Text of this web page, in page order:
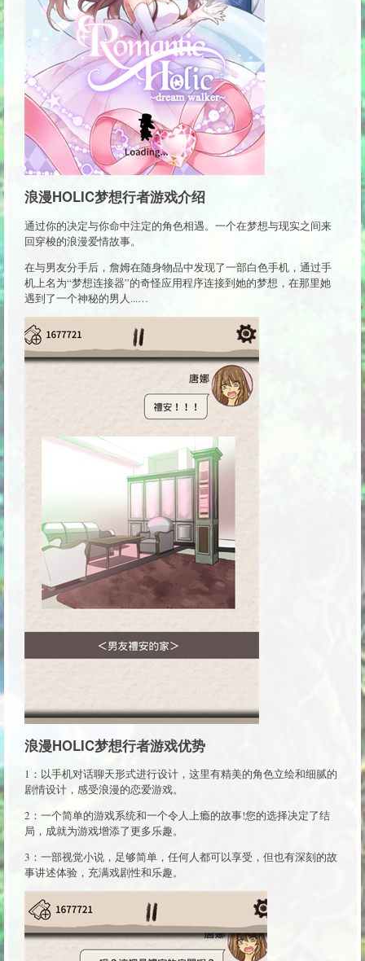
浪漫HOLIC梦想行者游戏介绍
通过你的决定与你命中注定的角色相遇。一个在梦想与现实之间来
回穿梭的浪漫爱情故事。
在与男友分手后，詹姆在随身物品中发现了一部白色手机，通过手
机上名为“梦想连接器”的奇怪应用程序连接到她的梦想，在那里她
遇到了一个神秘的男人...…
浪漫HOLIC梦想行者游戏优势
1：以手机对话聊天形式进行设计，这里有精美的角色立绘和细腻的
剧情设计，感受浪漫的恋爱游戏。
2：一个简单的游戏系统和一个令人上瘾的故事!您的选择决定了结
局，成就为游戏增添了更多乐趣。
3：一部视觉小说，足够简单，任何人都可以享受，但也有深刻的故
事讲述体验，充满戏剧性和乐趣。